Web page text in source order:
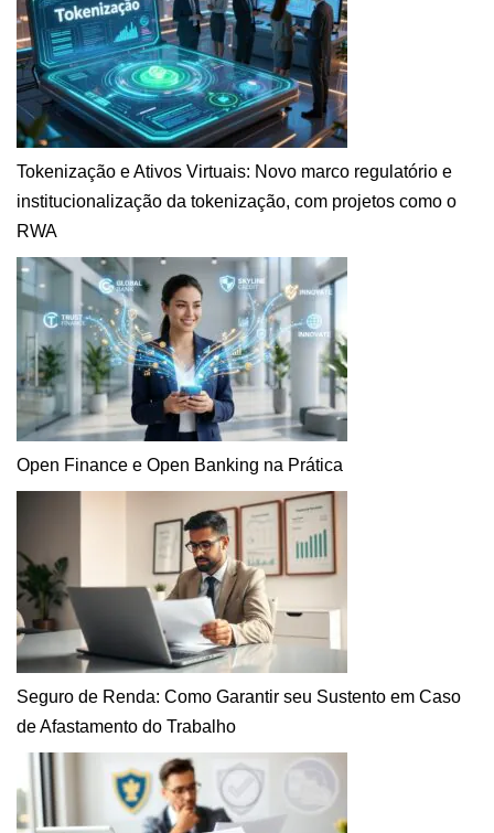
Tokenização e Ativos Virtuais: Novo marco regulatório e
institucionalização da tokenização, com projetos como o
RWA
Open Finance e Open Banking na Prática
Seguro de Renda: Como Garantir seu Sustento em Caso
de Afastamento do Trabalho